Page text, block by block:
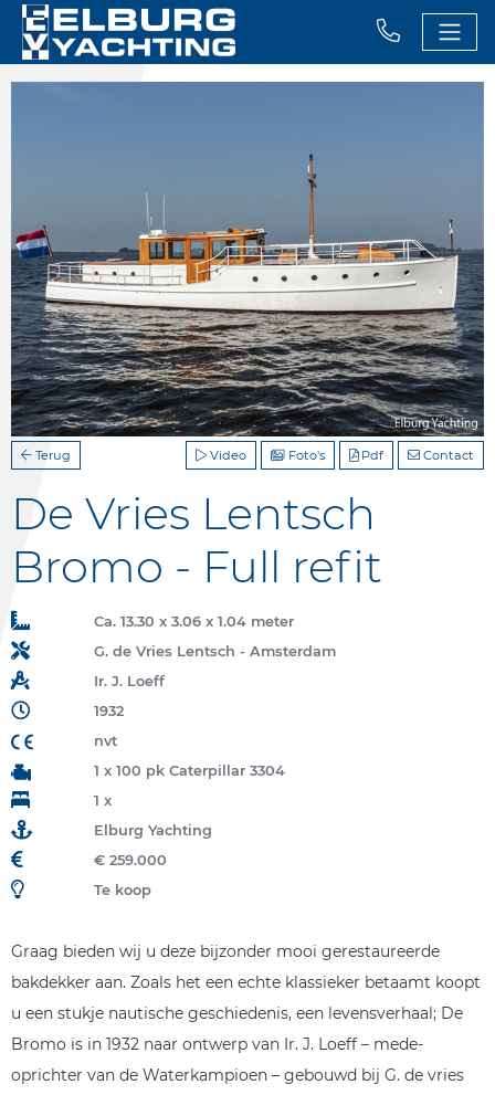
Terug Contact
Pdf
Foto's
Video
De Vries Lentsch
Bromo - Full refit
Ca. 13.30 x 3.06 x 1.04 meter
G. de Vries Lentsch - Amsterdam
Ir. J. Loeff
1932
nvt
1 x 100 pk Caterpillar 3304
1 x
Elburg Yachting
€ 259.000
Te koop
Graag bieden wij u deze bijzonder mooi gerestaureerde
bakdekker aan. Zoals het een echte klassieker betaamt koopt
u een stukje nautische geschiedenis, een levensverhaal; De
Bromo is in 1932 naar ontwerp van Ir. J. Loeff – mede-
oprichter van de Waterkampioen – gebouwd bij G. de vries